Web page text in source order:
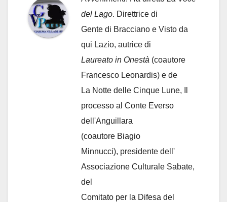
del Lago. Direttrice di
Gente di Bracciano e Visto da
qui Lazio, autrice di
Laureato in Onestà (coautore
Francesco Leonardis) e de
La Notte delle Cinque Lune, Il
processo al Conte Everso
dell'Anguillara
(coautore Biagio
Minnucci), presidente dell'
Associazione Culturale Sabate,
del
Comitato per la Difesa del